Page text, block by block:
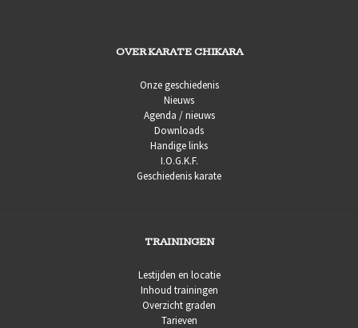
OVER KARATE CHIKARA
Onze geschiedenis
Nieuws
Agenda / nieuws
Downloads
Handige links
I.O.G.K.F.
Geschiedenis karate
TRAININGEN
Lestijden en locatie
Inhoud trainingen
Overzicht graden
Tarieven